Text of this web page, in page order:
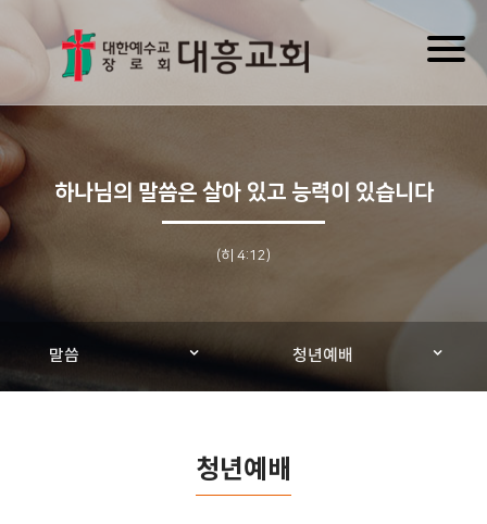
하나님의 말씀은 살아 있고 능력이 있습니다
(히 4:12)
말씀 청년예배
청년예배